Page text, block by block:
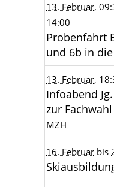
13. Februar,
14:00
Probenfahrt
und 6b in
13. Februar,
Infoabend
zur
MZH
16. Februar bis